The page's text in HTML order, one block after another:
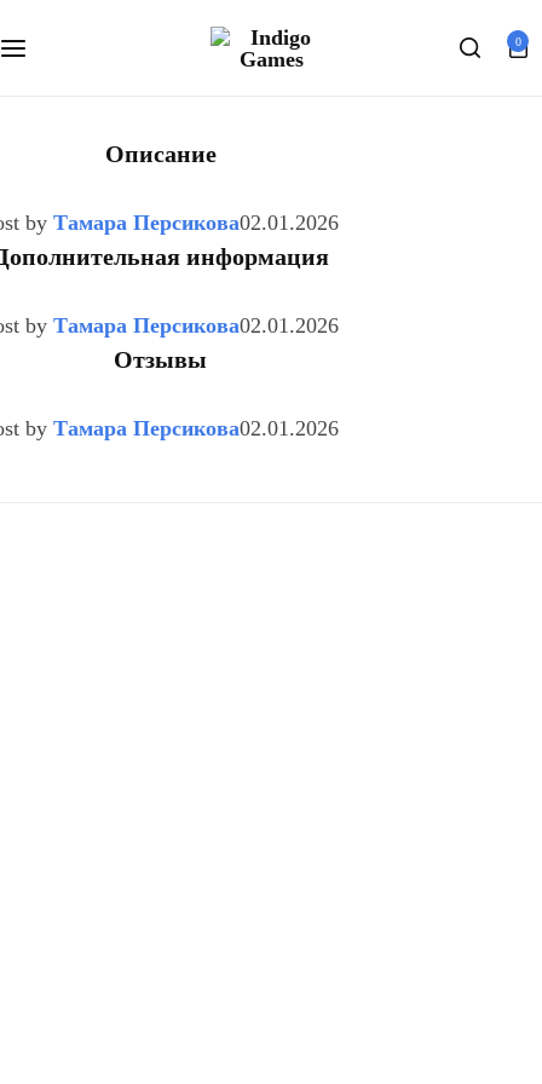
Search
0
Описание
by Тамара Персикова02.01.2026
информация
by Тамара Персикова02.01.2026
Отзывы
by Тамара Персикова02.01.2026